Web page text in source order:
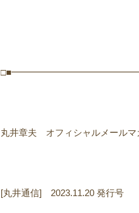
丸井章夫 オフィシャルメールマ
[丸井通信] 2023.11.20 発行号